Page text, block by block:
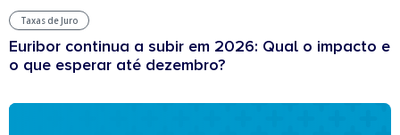
Taxas de Juro
Euribor continua a subir em 2026: Qual o impacto e
o que esperar até dezembro?